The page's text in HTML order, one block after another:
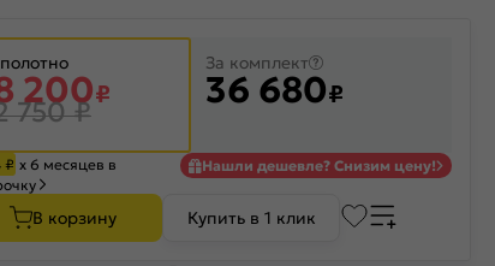
200₽
750₽
За комплект
36 680₽
₽ х 6 месяцев в
Нашли дешевле? Снизим цену!
В корзину Купить в 1 клик